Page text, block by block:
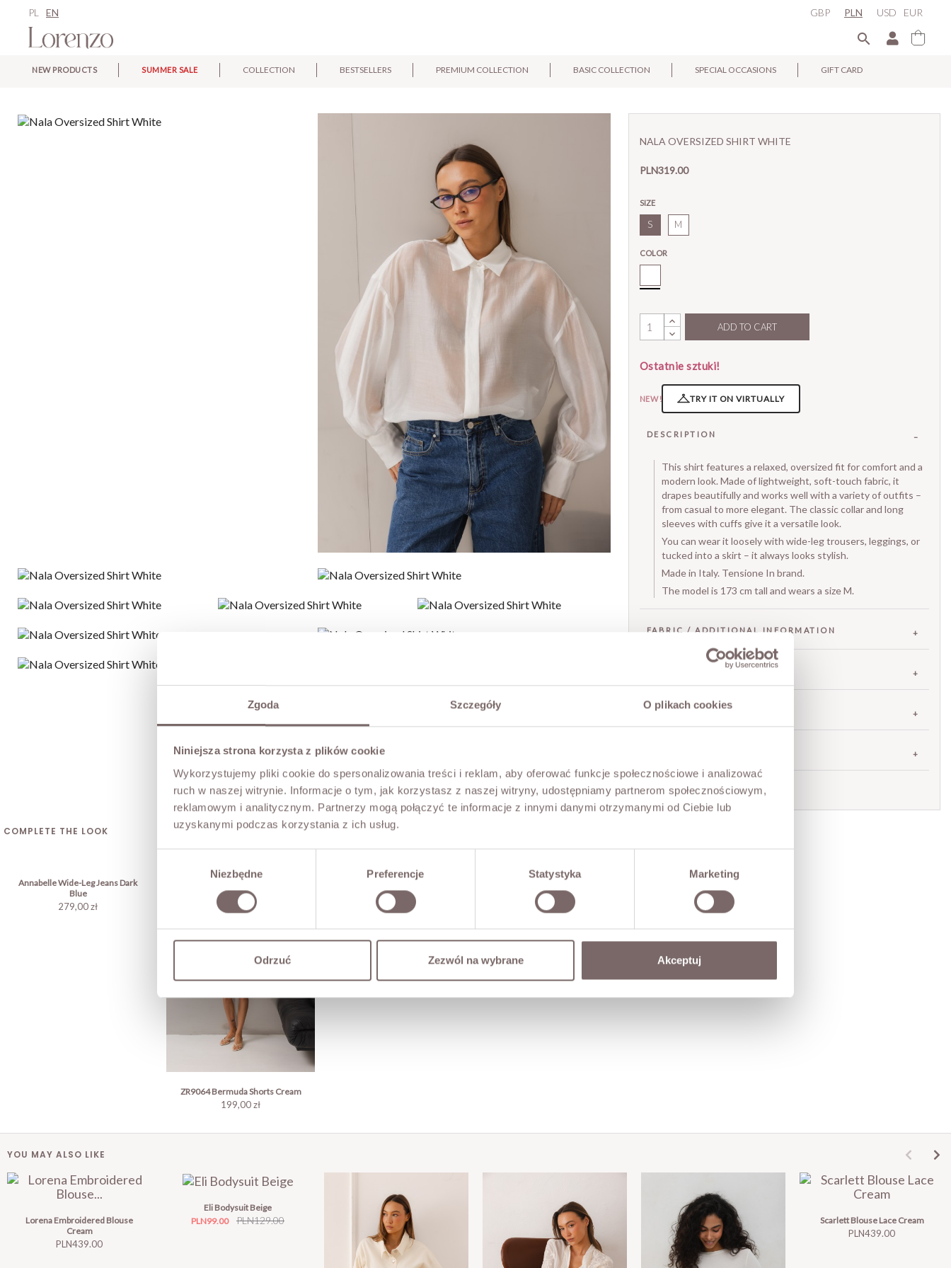
Zgoda Szczegóły O plikach cookies
Niniejsza strona korzysta z plików cookie
Wykorzystujemy pliki cookie do spersonalizowania treści i reklam, aby oferować funkcje społecznościowe i analizować
ruch w naszej witrynie. Informacje o tym, jak korzystasz z naszej witryny, udostępniamy partnerom społecznościowym,
reklamowym i analitycznym. Partnerzy mogą połączyć te informacje z innymi danymi otrzymanymi od Ciebie lub
uzyskanymi podczas korzystania z ich usług.
Niezbędne Preferencje Statystyka Marketing
Odrzuć Zezwól na wybrane Akceptuj
PL EN EUR
GBP PLN USD

NEW PRODUCTS SUMMER SALE COLLECTION BESTSELLERS PREMIUM COLLECTION BASIC COLLECTION SPECIAL OCCASIONS GIFT CARD
NALA OVERSIZED SHIRT WHITE
PLN319.00
SIZE
S M
COLOR
ADD TO CART
Ostatnie sztuki!
NEW! TRY IT ON VIRTUALLY
DESCRIPTION
This shirt features a relaxed, oversized fit for comfort and a
modern look. Made of lightweight, soft-touch fabric, it
drapes beautifully and works well with a variety of outfits –
from casual to more elegant. The classic collar and long
sleeves with cuffs give it a versatile look.
You can wear it loosely with wide-leg trousers, leggings, or
tucked into a skirt – it always looks stylish.
Made in Italy. Tensione In brand.
The model is 173 cm tall and wears a size M.
FABRIC / ADDITIONAL INFORMATION
RETURNS
Ask about product
COMPLETE THE LOOK
Annabelle Wide-Leg Jeans Dark
Blue
279,00 zł
ZR9064 Bermuda Shorts Cream
199,00 zł
YOU MAY ALSO LIKE
Lorena Embroidered Blouse
Cream
Price
PLN439.00
Eli Bodysuit Beige
Price
PLN99.00
Regular
PLN129.00 Scarlett Blouse Lace Cream
Price
PLN439.00
×